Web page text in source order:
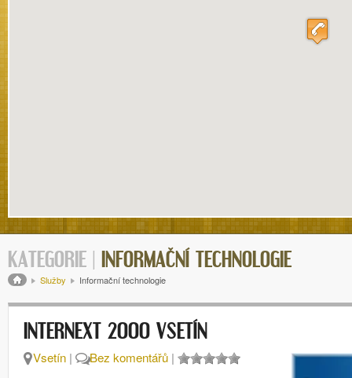
KATEGORIE | INFORMAČNÍ TECHNOLOGIE
Drobečková navigace
Služby Informační technologie
INTERNEXT 2000 VSETÍN
Vsetín | Bez komentářů |